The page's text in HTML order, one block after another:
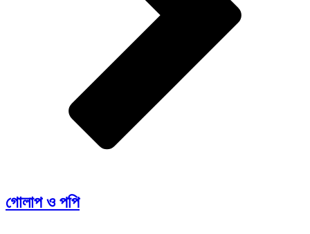
গোলাপ ও পপি